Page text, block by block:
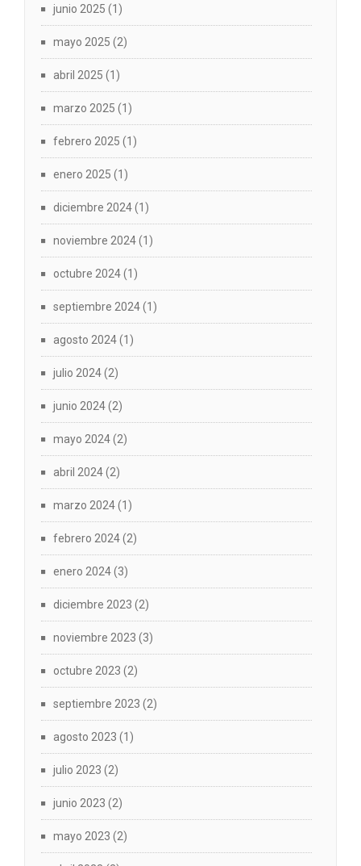
junio 2025 (1)
mayo 2025 (2)
abril 2025 (1)
marzo 2025 (1)
febrero 2025 (1)
enero 2025 (1)
diciembre 2024(1)
noviembre 2024(1)
octubre 2024(1)
septiembre 2024(1)
agosto 2024(1)
julio 2024(2)
junio 2024(2)
mayo 2024(2)
abril 2024(2)
marzo 2024(1)
febrero 2024(2)
enero 2024(3)
diciembre 2023 (2)
noviembre 2023 (3)
octubre 2023 (2)
septiembre 2023 (2)
agosto 2023 (1)
julio 2023 (2)
junio 2023 (2)
mayo 2023 (2)